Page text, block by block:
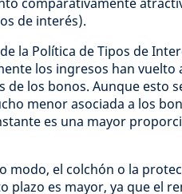
de interés).
la Política de Tipos de
los ingresos han vuelto
de los bonos. Aunque esto
menor asociada a los
es una mayor
modo, el colchón o la
plazo es mayor, ya que el